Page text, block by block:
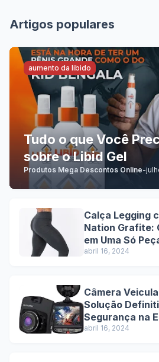
Artigos populares
aumento da libido
Tudo o que Você
sobre o Libid Gel
Produtos Mega Descontos Online-
Calça Legging
Nation Grafite:
em Uma Só
abril 16, 2024
Câmera
Solução
Segurança na
Contras
abril 16, 2024